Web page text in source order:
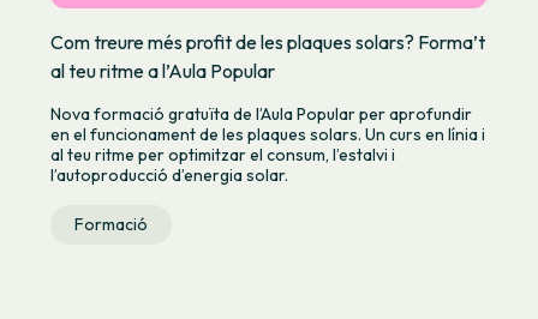
Com treure més profit de les plaques solars? Forma’t
al teu ritme a l’Aula Popular
Nova formació gratuïta de l’Aula Popular per aprofundir
en el funcionament de les plaques solars. Un curs en línia i
al teu ritme per optimitzar el consum, l’estalvi i
l’autoproducció d’energia solar.
Formació